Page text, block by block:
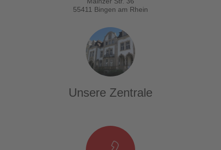
55411 Bingen am Rhein
Unsere Zentrale